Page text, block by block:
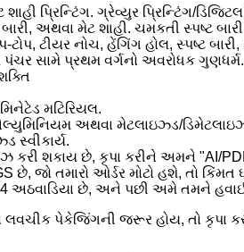
પ્રિન્ટિંગ. ગ્રેવ્યુર પ્રિન્ટિંગ/
બારી, અથવા મેટ શાહી. ચમકતી સ્પષ્ટ
ટીયર નોચ, હેંગિંગ હોલ, સ્પષ્ટ બારી,
સામે પ્રથમ વર્ગનો અવરોધક ગુણધર્મ.
મટિરિયલ.
અથવા મેટલાઇઝ્ડ/
સ્વીકાર્ય.
કરી શકાય છે, કૃપા કરીને અમને "AI/PDF"
જો તમારો ઓર્ડર મોટો હશે, તો કિંમત
અઠવાડિયા છે, અને પછી અમે તમને હવાઈ
પેકેજિંગની જરૂર હોય, તો કૃપા